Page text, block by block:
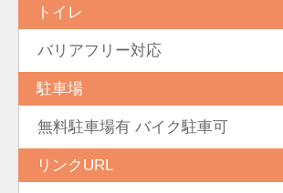
トイレ
バリアフリー対応
駐車場
無料駐車場有 バイク駐車可
リンクURL